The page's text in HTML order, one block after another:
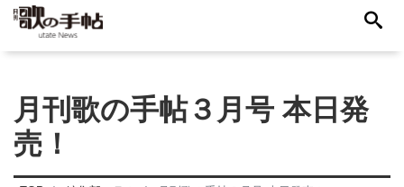
月刊歌の手帖３月号 本日発
売！